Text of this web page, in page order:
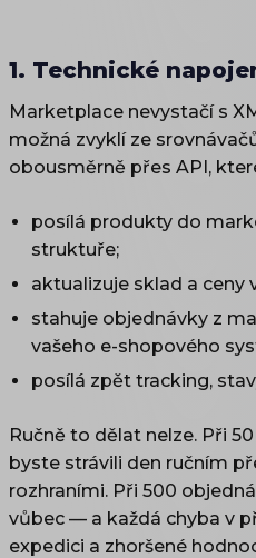
1. Technické
Marketplace nevystačí s
možná zvyklí ze
obousměrně přes API,
posílá produkty do
struktuře;
aktualizuje sklad a ceny
stahuje objednávky z
vašeho e-shopového
posílá zpět tracking,
Ručně to dělat nelze. Při
byste strávili den ručním
rozhraními. Při 500
vůbec — a každá chyba v
expedici a zhoršené